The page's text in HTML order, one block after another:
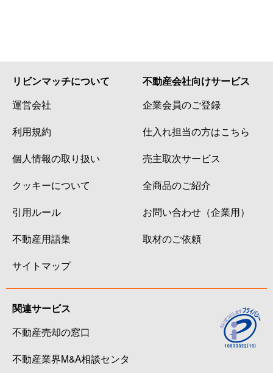
リビンマッチについて
運営会社
利用規約
個人情報の取り扱い
クッキーについて
引用ルール
不動産用語集
サイトマップ
不動産会社向けサービス
企業会員のご登録
仕入れ担当の方はこちら
売主取次サービス
全商品のご紹介
お問い合わせ（企業用）
取材のご依頼
関連サービス
不動産売却の窓口
不動産業界M&A相談センタ